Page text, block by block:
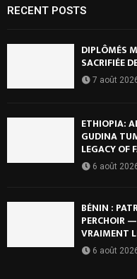
RECENT POSTS
DIPLÔMÉS
SACRIFIÉE
7 août
ETHIOPIA:
GUDINA
LEGACY OF
6 août
BÉNIN :
PERCHOIR
VRAIMENT
6 août